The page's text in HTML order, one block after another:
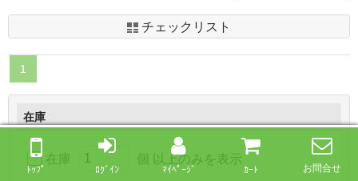
ﾄｯﾌﾟ ﾛｸﾞｲﾝ ﾏｲﾍﾟｰｼﾞ ｶｰﾄ お問合せ
チェックリスト
1
在庫
在庫 個 以上のみを表示